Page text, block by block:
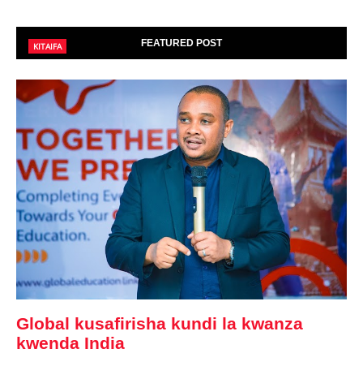
FEATURED POST
KITAIFA
Global kusafirisha kundi la kwanza
kwenda India